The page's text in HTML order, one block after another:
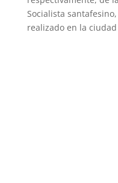
Socialista
realizado en la ciudad